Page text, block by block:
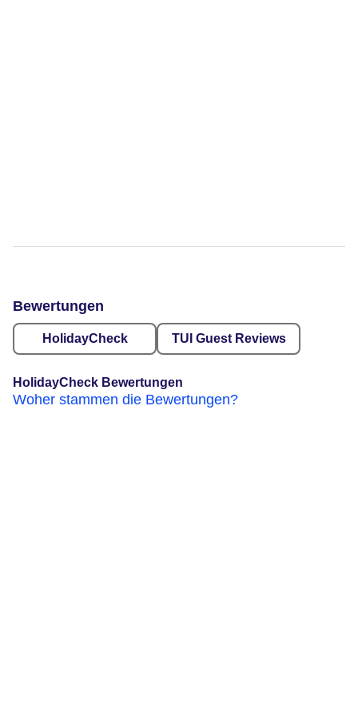
Bewertungen
HolidayCheck TUI Guest Reviews
HolidayCheck Bewertungen
Woher stammen die Bewertungen?